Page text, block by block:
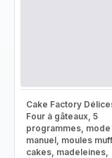
Cake Factory
Four à gâteaux, 5
programmes, mode
manuel, moules
cakes, madeleines,